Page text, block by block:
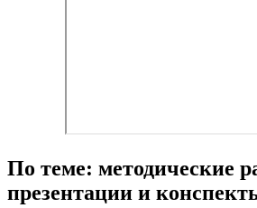
По теме: методические
презентации и